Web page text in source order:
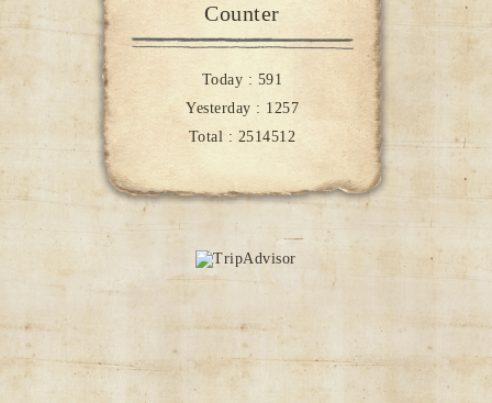
Counter
Today : 591
Yesterday : 1257
Total : 2514512